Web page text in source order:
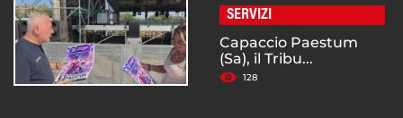
SERVIZI
Capaccio Paestum
(Sa), il Tribu...
128